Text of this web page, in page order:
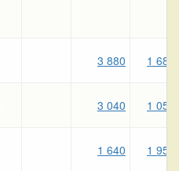
3 880 1 680
3 040 1 050
1 640 1 950